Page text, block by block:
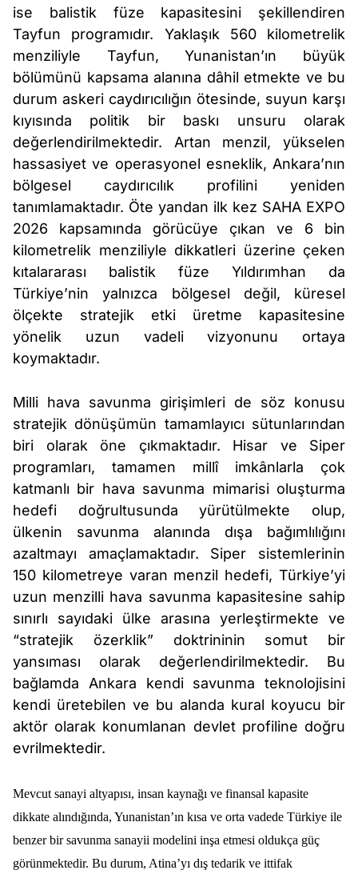
ise balistik füze kapasitesini şekillendiren
Tayfun programıdır. Yaklaşık 560 kilometrelik
menziliyle Tayfun, Yunanistan’ın büyük
bölümünü kapsama alanına dâhil etmekte ve bu
durum askeri caydırıcılığın ötesinde, suyun karşı
kıyısında politik bir baskı unsuru olarak
değerlendirilmektedir. Artan menzil, yükselen
hassasiyet ve operasyonel esneklik, Ankara’nın
bölgesel caydırıcılık profilini yeniden
tanımlamaktadır. Öte yandan ilk kez SAHA EXPO
2026 kapsamında görücüye çıkan ve 6 bin
kilometrelik menziliyle dikkatleri üzerine çeken
kıtalararası balistik füze Yıldırımhan da
Türkiye’nin yalnızca bölgesel değil, küresel
ölçekte stratejik etki üretme kapasitesine
yönelik uzun vadeli vizyonunu ortaya
koymaktadır.
Milli hava savunma girişimleri de söz konusu
stratejik dönüşümün tamamlayıcı sütunlarından
biri olarak öne çıkmaktadır. Hisar ve Siper
programları, tamamen millî imkânlarla çok
katmanlı bir hava savunma mimarisi oluşturma
hedefi doğrultusunda yürütülmekte olup,
ülkenin savunma alanında dışa bağımlılığını
azaltmayı amaçlamaktadır. Siper sistemlerinin
150 kilometreye varan menzil hedefi, Türkiye’yi
uzun menzilli hava savunma kapasitesine sahip
sınırlı sayıdaki ülke arasına yerleştirmekte ve
“stratejik özerklik” doktrininin somut bir
yansıması olarak değerlendirilmektedir. Bu
bağlamda Ankara kendi savunma teknolojisini
kendi üretebilen ve bu alanda kural koyucu bir
aktör olarak konumlanan devlet profiline doğru
evrilmektedir.
Mevcut sanayi altyapısı, insan kaynağı ve finansal kapasite
dikkate alındığında, Yunanistan’ın kısa ve orta vadede Türkiye ile
benzer bir savunma sanayii modelini inşa etmesi oldukça güç
görünmektedir. Bu durum, Atina’yı dış tedarik ve ittifak